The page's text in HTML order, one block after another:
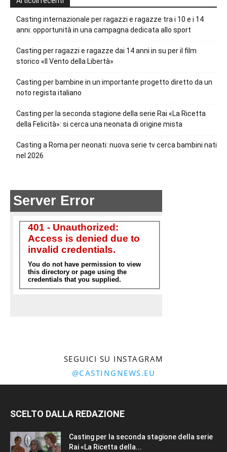
Casting internazionale per ragazzi e ragazze tra i 10 e i 14
anni: opportunità in una campagna dedicata allo sport
Casting per ragazzi e ragazze dai 14 anni in su per il film
storico «Il Vento della Libertà»
Casting per bambine in un importante progetto diretto da un
noto regista italiano
Casting per la seconda stagione della serie Rai «La Ricetta
della Felicità»: si cerca una neonata di origine mista
Casting a Roma per neonati: nuova serie tv cerca bambini nati
nel 2026
SEGUICI SU INSTAGRAM
@CASTINGNEWS.EU
SCELTO DALLA REDAZIONE
Casting per la seconda stagione della serie
Rai «La Ricetta della...